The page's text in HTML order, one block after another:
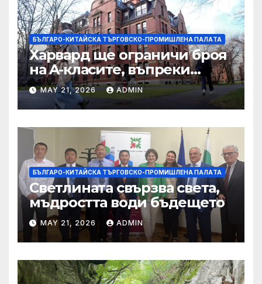
БЪЛГАРО-КИТАЙСКА ТЪРГОВСКО-ПРОМИШЛЕНА ПАЛAТА
Харвард ще ограничи броя
на A-класите, въпреки
силната съпротива на
студентите
MAY 21, 2026 ADMIN
БЪЛГАРО-КИТАЙСКА ТЪРГОВСКО-ПРОМИШЛЕНА ПАЛAТА
Светлината свързва света,
мъдростта води бъдещето
MAY 21, 2026 ADMIN